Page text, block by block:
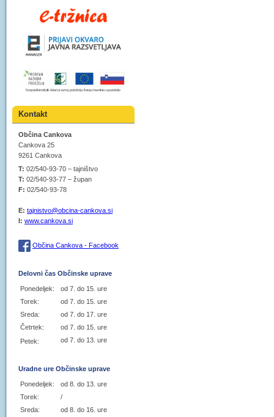
Kontakt
Občina Cankova
Cankova 25
9261 Cankova
T: 02/540-93-70 – tajništvo
T: 02/540-93-77 – župan
F: 02/540-93-78
E: tajnistvo@obcina-cankova.si
I: www.cankova.si
Občina Cankova - Facebook
Delovni čas Občinske uprave
Ponedeljek:
od 7. do 15. ure
Torek:
od 7. do 15. ure
Sreda:
od 7. do 17. ure
Četrtek:
od 7. do 15. ure
Petek:
od 7. do 13. ure
Uradne ure Občinske uprave
Ponedeljek:
od 8. do 13. ure
Torek:
/
Sreda:
od 8. do 16. ure